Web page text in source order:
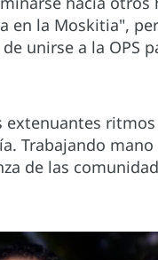
en la Moskitia",
unirse a la OPS
Trabajando
de las